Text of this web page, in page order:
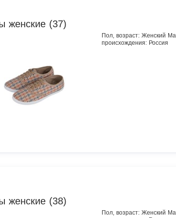
женские (37)
Пол, возраст: Женский
происхождения: Россия
женские (38)
Пол, возраст: Женский